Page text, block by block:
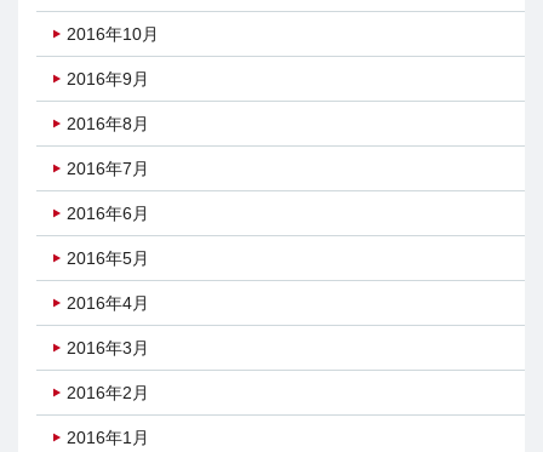
2016年10月
2016年9月
2016年8月
2016年7月
2016年6月
2016年5月
2016年4月
2016年3月
2016年2月
2016年1月